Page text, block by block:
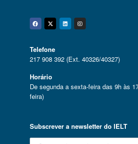
Facebook
Twitter
Linkedin
Instagram
Telefone
217 908 392 (Ext. 40326/40327)
Horário
De segunda a sexta-feira das 9h às
feira)
Subscrever a newsletter do IELT